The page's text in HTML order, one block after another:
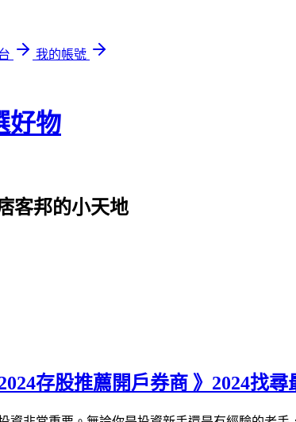
我的帳號
好物
客邦的小天地
存股推薦開戶券商 》2024找